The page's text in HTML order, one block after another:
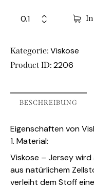
Kategorie: Viskose
Product ID: 2206
BESCHREIBUNG
Eigenschaften von
1. Material:
Viskose – Jersey
aus natürlichem
verleiht dem Stoff